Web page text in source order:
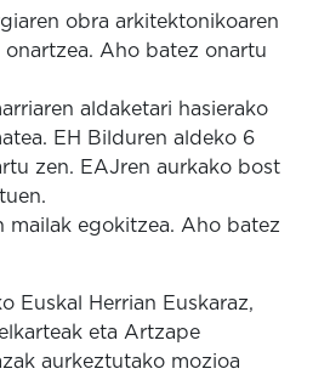
obra arkitektonikoaren
onartzea. Aho batez onartu
aldaketari hasierako
EH Bilduren aldeko 6
zen. EAJren aurkako bost
mailak egokitzea. Aho batez
Euskal Herrian Euskaraz,
eta Artzape
aurkeztutako mozioa